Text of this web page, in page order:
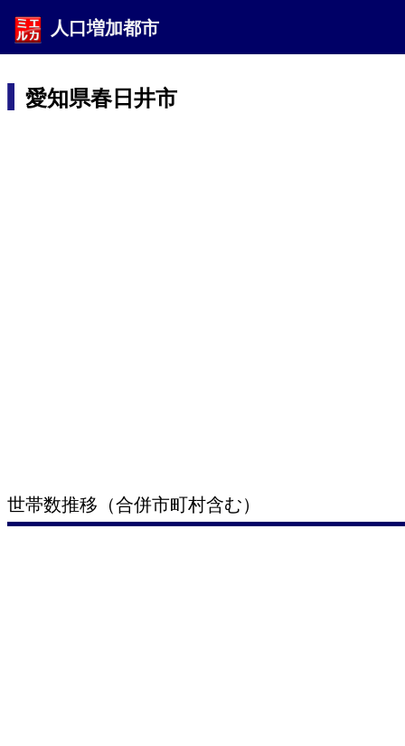
人口増加都市
愛知県春日井市
世帯数推移（合併市町村含む）